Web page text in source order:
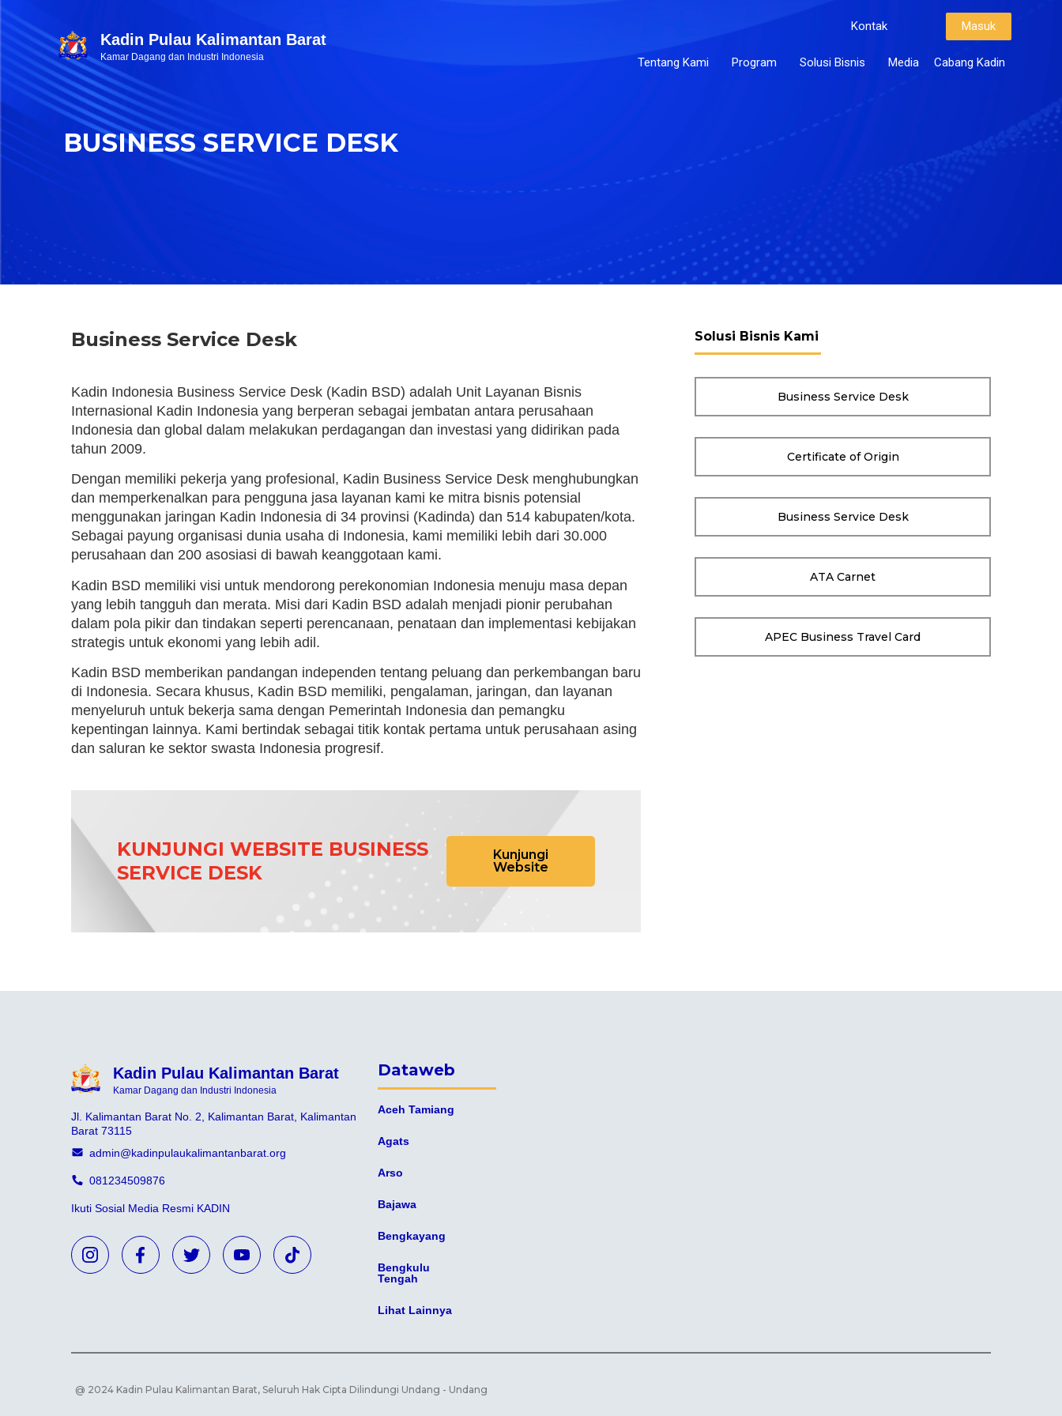
Kadin Pulau Kalimantan Barat
Kamar Dagang dan Industri Indonesia
Kontak Masuk
Tentang Kami Program Solusi Bisnis Media Cabang Kadin
BUSINESS SERVICE DESK
Business Service Desk
Kadin Indonesia Business Service Desk (Kadin BSD) adalah Unit Layanan Bisnis
Internasional Kadin Indonesia yang berperan sebagai jembatan antara perusahaan
Indonesia dan global dalam melakukan perdagangan dan investasi yang didirikan pada
tahun 2009.
Dengan memiliki pekerja yang profesional, Kadin Business Service Desk menghubungkan
dan memperkenalkan para pengguna jasa layanan kami ke mitra bisnis potensial
menggunakan jaringan Kadin Indonesia di 34 provinsi (Kadinda) dan 514 kabupaten/kota.
Sebagai payung organisasi dunia usaha di Indonesia, kami memiliki lebih dari 30.000
perusahaan dan 200 asosiasi di bawah keanggotaan kami.
Kadin BSD memiliki visi untuk mendorong perekonomian Indonesia menuju masa depan
yang lebih tangguh dan merata. Misi dari Kadin BSD adalah menjadi pionir perubahan
dalam pola pikir dan tindakan seperti perencanaan, penataan dan implementasi kebijakan
strategis untuk ekonomi yang lebih adil.
Kadin BSD memberikan pandangan independen tentang peluang dan perkembangan baru
di Indonesia. Secara khusus, Kadin BSD memiliki, pengalaman, jaringan, dan layanan
menyeluruh untuk bekerja sama dengan Pemerintah Indonesia dan pemangku
kepentingan lainnya. Kami bertindak sebagai titik kontak pertama untuk perusahaan asing
dan saluran ke sektor swasta Indonesia progresif.
KUNJUNGI WEBSITE BUSINESS
SERVICE DESK
Kunjungi
Website
Solusi Bisnis Kami
Business Service Desk
Certificate of Origin
Business Service Desk
ATA Carnet
APEC Business Travel Card
Kadin Pulau Kalimantan Barat
Kamar Dagang dan Industri Indonesia
Jl. Kalimantan Barat No. 2, Kalimantan Barat, Kalimantan
Barat 73115
admin@kadinpulaukalimantanbarat.org
081234509876
Ikuti Sosial Media Resmi KADIN
Dataweb
Aceh Tamiang
Agats
Arso
Bajawa
Bengkayang
Bengkulu
Tengah
Lihat Lainnya
@ 2024 Kadin Pulau Kalimantan Barat, Seluruh Hak Cipta Dilindungi Undang - Undang